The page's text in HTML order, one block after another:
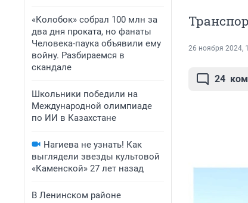
«Колобок» собрал 100 млн за
два дня проката, но фанаты
Человека-паука объявили ему
войну. Разбираемся в
скандале
Школьники победили на
Международной олимпиаде
по ИИ в Казахстане
Нагиева не узнать! Как
выглядели звезды культовой
«Каменской» 27 лет назад
В Ленинском районе
26 ноября 2024,
24